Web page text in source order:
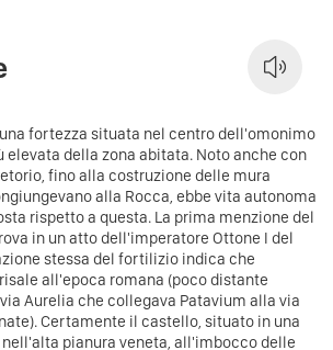
fortezza situata nel centro dell'omonimo
elevata della zona abitata. Noto anche con
fino alla costruzione delle mura
alla Rocca, ebbe vita autonoma
rispetto a questa. La prima menzione del
in un atto dell'imperatore Ottone I del
stessa del fortilizio indica che
all'epoca romana (poco distante
Aurelia che collegava Patavium alla via
Certamente il castello, situato in una
pianura veneta, all'imbocco delle